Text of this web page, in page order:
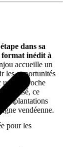
dans sa
format inédit à
accueille un
les opportunités
une approche
ce
implantations
vendéenne.
pour les